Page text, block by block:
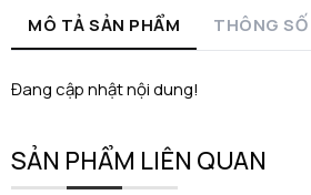
MÔ TẢ SẢN PHẨM THÔNG
Đang cập nhật nội dung!
SẢN PHẨM LIÊN QUAN